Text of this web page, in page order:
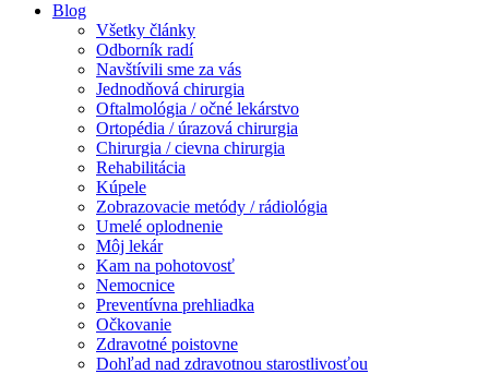
Blog
Všetky články
Odborník radí
Navštívili sme za vás
Jednodňová chirurgia
Oftalmológia / očné lekárstvo
Ortopédia / úrazová chirurgia
Chirurgia / cievna chirurgia
Rehabilitácia
Kúpele
Zobrazovacie metódy / rádiológia
Umelé oplodnenie
Môj lekár
Kam na pohotovosť
Nemocnice
Preventívna prehliadka
Očkovanie
Zdravotné poistovne
Dohľad nad zdravotnou starostlivosťou